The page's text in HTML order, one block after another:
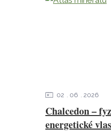
Chalcedon –
energetické
02 06 2026